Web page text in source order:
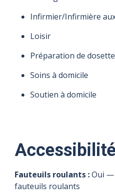
Infirmier/Infirmière
Loisir
Préparation de
Soins à domicile
Soutien à domicile
Accessibilité
Fauteuils roulants :Oui —
fauteuils roulants